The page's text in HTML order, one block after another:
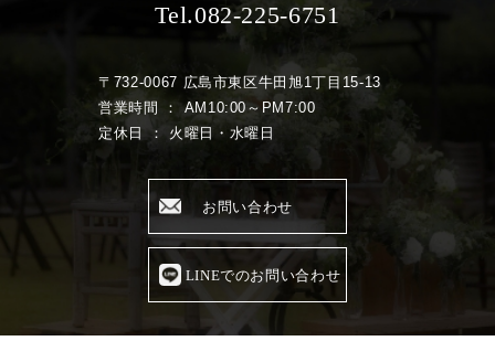
Tel.082-225-6751
〒732-0067 広島市東区牛田旭1丁目15-13
営業時間 ： AM10:00～PM7:00
定休日 ： 火曜日・水曜日
お問い合わせ
LINEでのお問い合わせ